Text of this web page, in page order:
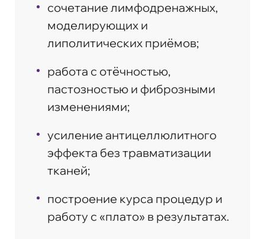
сочетание лимфодренажных,
моделирующих и
липолитических приёмов;
работа с отёчностью,
пастозностью и фиброзными
изменениями;
усиление антицеллюлитного
эффекта без травматизации
тканей;
построение курса процедур и
работу с «плато» в результатах.